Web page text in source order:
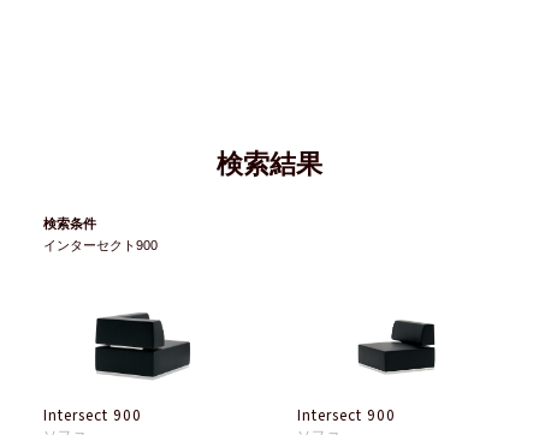
検索結果
検索条件
インターセクト900
Intersect 900 Intersect 900